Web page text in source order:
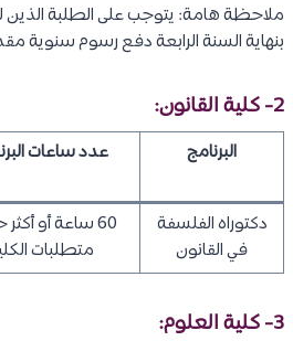
ملاحظة هامة: يتوجب على الطلبة الذين
بنهاية السنة الرابعة دفع رسوم سنوية مقدارها
2- كلية القانون:
البرنامج عدد ساعات
دكتوراه الفلسفة
في القانون
60 ساعة أو
متطلبات
3- كلية العلوم: